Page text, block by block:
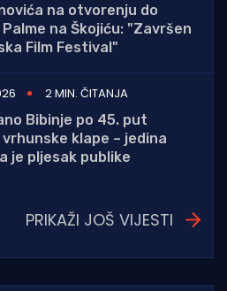
na otvorenju do
na Škojiću: "Završen
Film Festival"
2 MIN. ČITANJA
Bibinje po 45. put
klape – jedina
je pljesak publike
PRIKAŽI JOŠ VIJESTI